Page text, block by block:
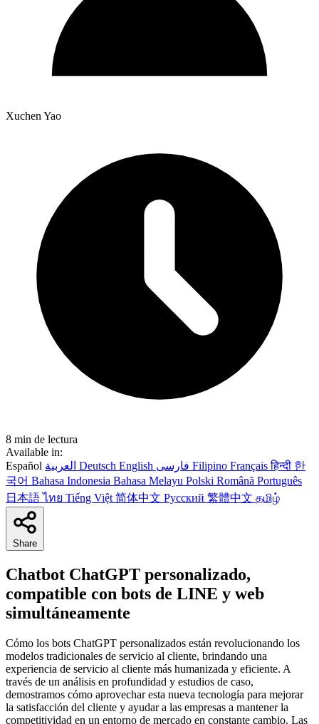
Xuchen Yao
8 min de lectura
Available in:
Español
Deutsch English Filipino Françaisहिन्दी 한
국어 Bahasa Indonesia Bahasa Melayu Polski Română Português
日本語ไทย Tiếng Việt 简体中文 Русский 繁體中文 தமிழ்
Share
Chatbot ChatGPT personalizado,
compatible con bots de LINE y web
simultáneamente
Cómo los bots ChatGPT personalizados están revolucionando los
modelos tradicionales de servicio al cliente, brindando una
experiencia de servicio al cliente más humanizada y eficiente. A
través de un análisis en profundidad y estudios de caso,
demostramos cómo aprovechar esta nueva tecnología para mejorar
la satisfacción del cliente y ayudar a las empresas a mantener la
competitividad en un entorno de mercado en constante cambio. Las